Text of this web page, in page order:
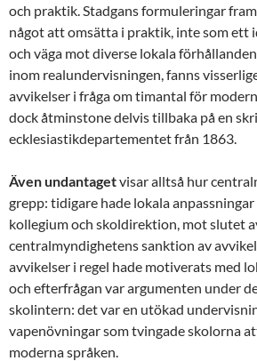
och praktik. Stadgans formuleringar
något att omsätta i praktik, inte som ett
och väga mot diverse lokala
inom realundervisningen, fanns
avvikelser i fråga om timantal för
dock åtminstone delvis tillbaka på en
ecklesiastikdepartementet från 1863.
Även undantagetvisar alltså hur
grepp: tidigare hade lokala
kollegium och skoldirektion, mot slutet
centralmyndighetens sanktion av
avvikelser i regel hade motiverats med
och efterfrågan var argumenten under
skolintern: det var en utökad
vapenövningar som tvingade skolorna
moderna språken.